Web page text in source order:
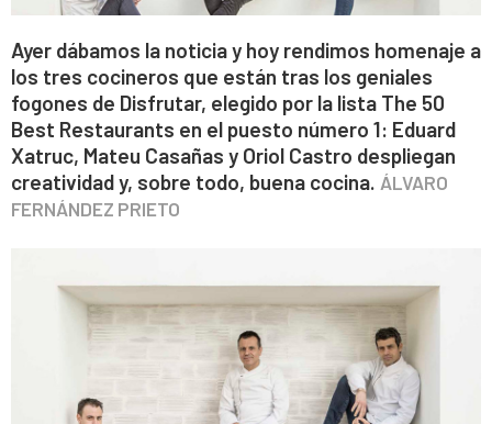
Ayer dábamos la noticia y hoy rendimos homenaje a
los tres cocineros que están tras los geniales
fogones de Disfrutar, elegido por la lista The 50
Best Restaurants en el puesto número 1: Eduard
Xatruc, Mateu Casañas y Oriol Castro despliegan
creatividad y, sobre todo, buena cocina. ÁLVARO
FERNÁNDEZ PRIETO